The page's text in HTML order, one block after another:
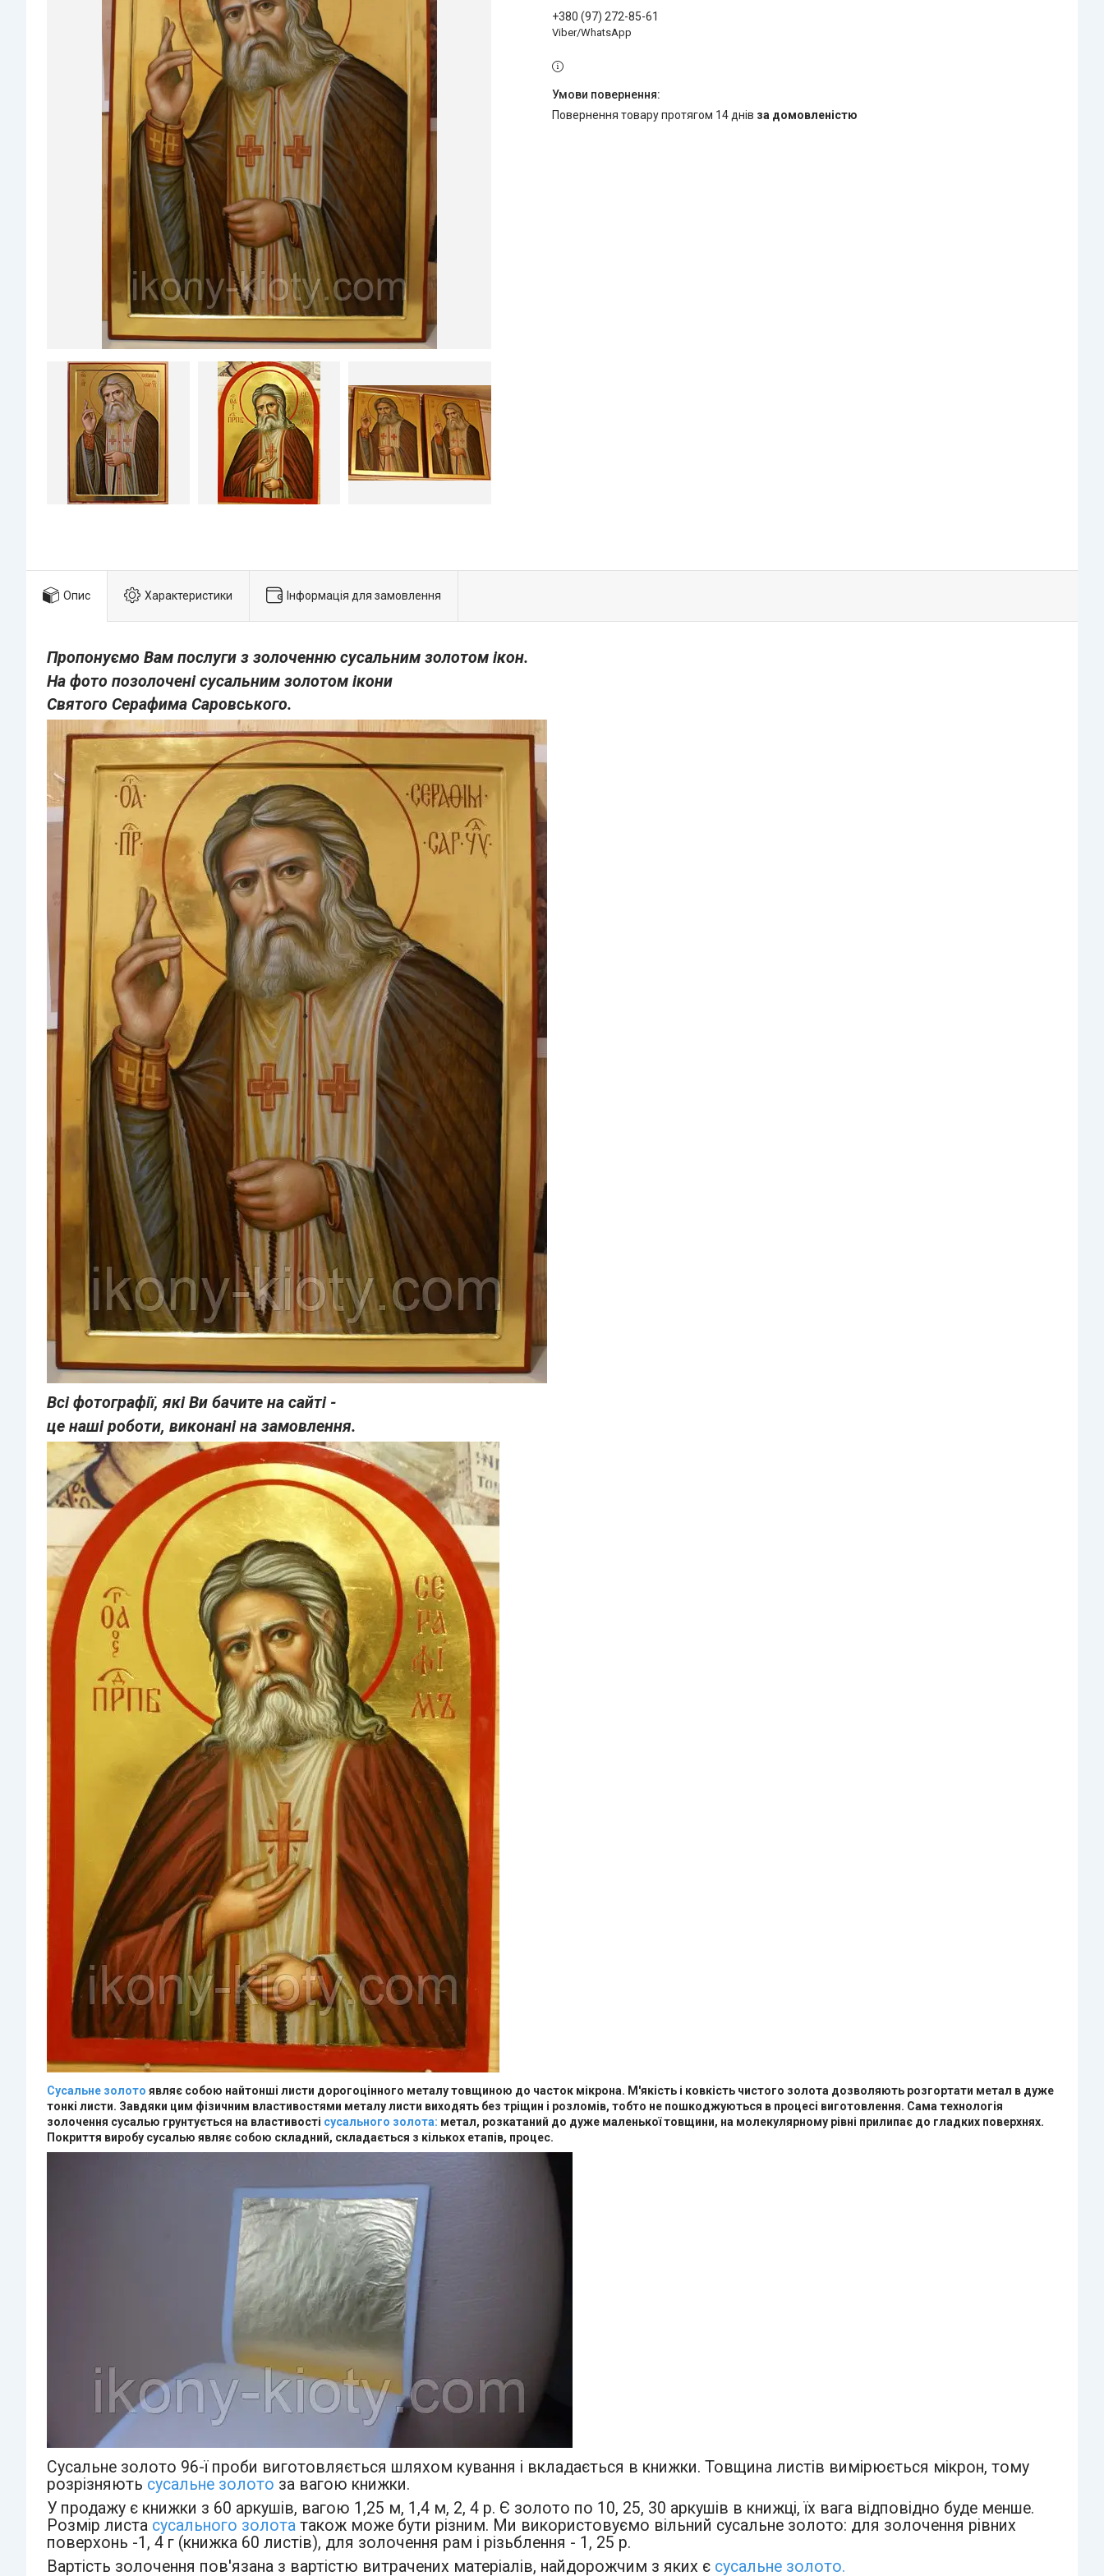
+380 (97) 272-85-61
Viber/WhatsApp
повернення товару протягом 14 днів за домовленістю
Опис Характеристики Інформація для замовлення
Пропонуємо Вам послуги з золоченню сусальним золотом ікон.
На фото позолочені сусальним золотом ікони
Святого Серафима Саровського.
Всі фотографії, які Ви бачите на сайті -
це наші роботи, виконані на замовлення.
Сусальне золото являє собою найтонші листи дорогоцінного металу товщиною до часток мікрона. М'якість і ковкість чистого золота дозволяють розгортати метал в дуже
тонкі листи. Завдяки цим фізичним властивостями металу листи виходять без тріщин і розломів, тобто не пошкоджуються в процесі виготовлення. Сама технологія
золочення сусалью грунтується на властивості сусального золота: метал, розкатаний до дуже маленької товщини, на молекулярному рівні прилипає до гладких поверхнях.
Покриття виробу сусалью являє собою складний, складається з кількох етапів, процес.
Сусальне золото 96-ї проби виготовляється шляхом кування і вкладається в книжки. Товщина листів вимірюється мікрон, тому
розрізняють сусальне золото за вагою книжки.
У продажу є книжки з 60 аркушів, вагою 1,25 м, 1,4 м, 2, 4 р. Є золото по 10, 25, 30 аркушів в книжці, їх вага відповідно буде менше.
Розмір листа сусального золота також може бути різним. Ми використовуємо вільний сусальне золото: для золочення рівних
поверхонь -1, 4 г (книжка 60 листів), для золочення рам і різьблення - 1, 25 р.
Вартість золочення пов'язана з вартістю витрачених матеріалів, найдорожчим з яких є сусальне золото.